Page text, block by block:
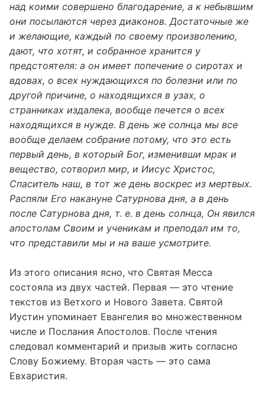
над коими совершено благодарение, а к небывшим
они посылаются через диаконов. Достаточные же
и желающие, каждый по своему произволению,
дают, что хотят, и собранное хранится у
предстоятеля: а он имеет попечение о сиротах и
вдовах, о всех нуждающихся по болезни или по
другой причине, о находящихся в узах, о
странниках издалека, вообще печется о всех
находящихся в нужде. В день же солнца мы все
вообще делаем собрание потому, что это есть
первый день, в который Бог, изменивши мрак и
вещество, сотворил мир, и Иисус Христос,
Спаситель наш, в тот же день воскрес из мертвых.
Распяли Его накануне Сатурнова дня, а в день
после Сатурнова дня, т. е. в день солнца, Он явился
апостолам Своим и ученикам и преподал им то,
что представили мы и на ваше усмотрите.
Из этого описания ясно, что Святая Месса
состояла из двух частей. Первая — это чтение
текстов из Ветхого и Нового Завета. Святой
Иустин упоминает Евангелия во множественном
числе и Послания Апостолов. После чтения
следовал комментарий и призыв жить согласно
Слову Божиему. Вторая часть — это сама
Евхаристия.